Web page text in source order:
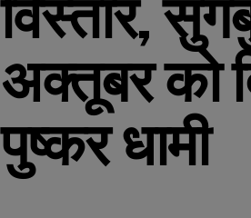
विस्तार,
अक्तूबर को
पुष्कर धामी